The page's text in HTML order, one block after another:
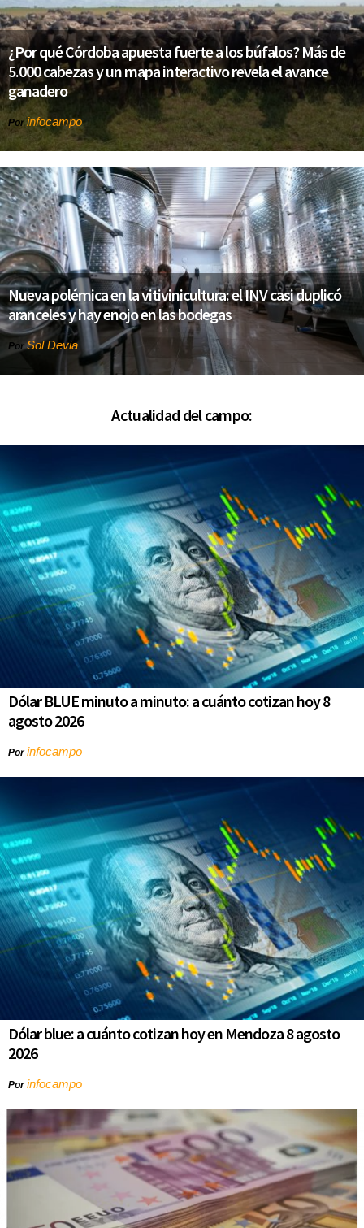
¿Por qué Córdoba apuesta fuerte a los búfalos? Más de
5.000 cabezas y un mapa interactivo revela el avance
ganadero
Por infocampo
Nueva polémica en la vitivinicultura: el INV casi duplicó
aranceles y hay enojo en las bodegas
PorSol Devia
Actualidad del campo:
Dólar BLUE minuto a minuto: a cuánto cotizan hoy 8
agosto 2026
Porinfocampo
Dólar blue: a cuánto cotizan hoy en Mendoza 8 agosto
2026
Porinfocampo